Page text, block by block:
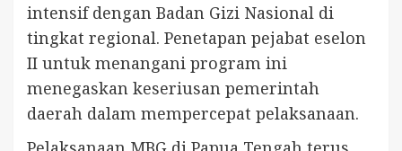
intensif dengan Badan Gizi Nasional di
tingkat regional. Penetapan pejabat eselon
II untuk menangani program ini
menegaskan keseriusan pemerintah
daerah dalam mempercepat pelaksanaan.